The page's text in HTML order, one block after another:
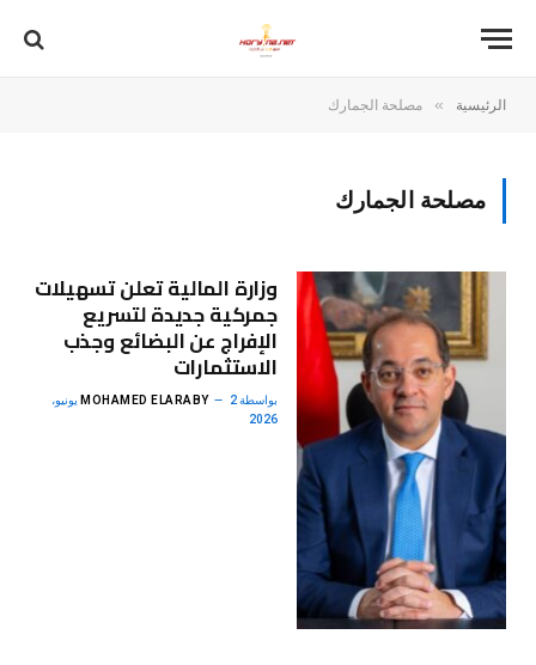
الرئيسية » مصلحة الجمارك
مصلحة الجمارك
وزارة المالية تعلن تسهيلات
جمركية جديدة لتسريع
الإفراج عن البضائع وجذب
الاستثمارات
بواسطة MOHAMED ELARABY 2 يونيو،
2026